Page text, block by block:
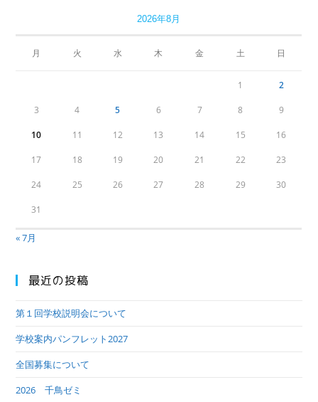
2026年8月
月 火 水 木 金 土 日
1 2
3 4 5 6 7 8 9
10 11 12 13 14 15 16
17 18 19 20 21 22 23
24 25 26 27 28 29 30
31
« 7月
最近の投稿
第１回学校説明会について
学校案内パンフレット2027
全国募集について
2026 千鳥ゼミ